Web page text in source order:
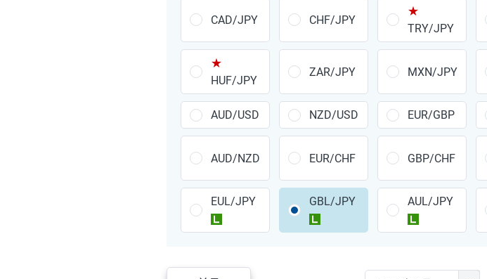
AUD/JPY 106円
NZD/JPY 28円
CAD/JPY 38円
CHF/JPY 34円
PLN/JPY 35円
HUF/JPY 16円
ZAR/JPY 130円
CAD/JPY CHF/JPY
★
TRY/JPY
★
HUF/JPY
ZAR/JPY MXN/JPY
AUD/USD NZD/USD EUR/GBP
AUD/NZD EUR/CHF GBP/CHF
EUL/JPY
GBL/JPY
AUL/JPY